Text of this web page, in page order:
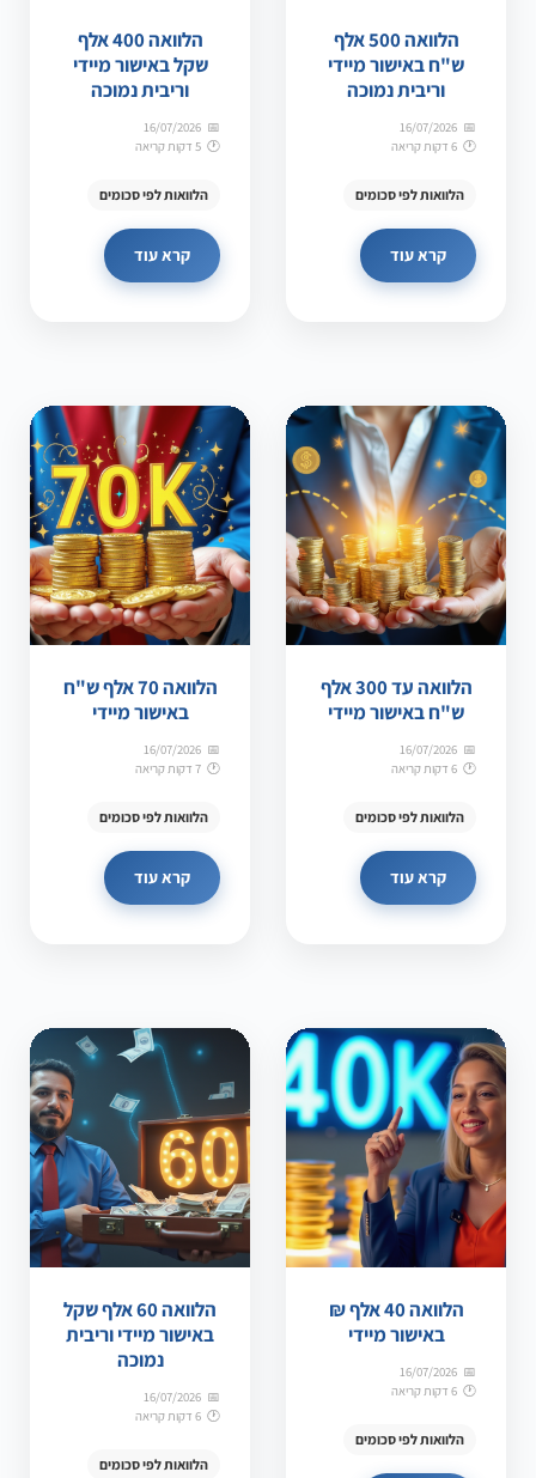
הלוואה 500 אלף
ש"ח באישור מיידי
וריבית נמוכה
16/07/2026
6 דקות קריאה
הלוואות לפי סכומים
קרא עוד
הלוואה 400 אלף
שקל באישור מיידי
וריבית נמוכה
16/07/2026
5 דקות קריאה
הלוואות לפי סכומים
קרא עוד
הלוואה עד 300 אלף
ש"ח באישור מיידי
16/07/2026
6 דקות קריאה
הלוואות לפי סכומים
קרא עוד
הלוואה 70 אלף ש"ח
באישור מיידי
16/07/2026
7 דקות קריאה
הלוואות לפי סכומים
קרא עוד
הלוואה 40 אלף ₪
באישור מיידי
16/07/2026
6 דקות קריאה
הלוואות לפי סכומים
הלוואה 60 אלף שקל
באישור מיידי וריבית
נמוכה
16/07/2026
6 דקות קריאה
הלוואות לפי סכומים